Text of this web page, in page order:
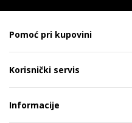
Pomoć pri kupovini
Korisnički servis
Informacije